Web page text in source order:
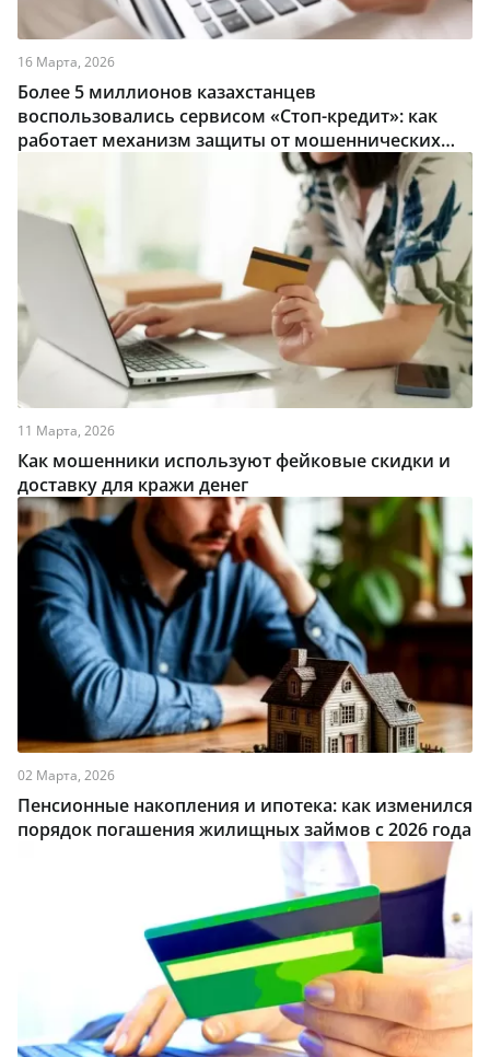
16 Марта, 2026
Более 5 миллионов казахстанцев
воспользовались сервисом «Стоп-кредит»: как
работает механизм защиты от мошеннических
11 Марта, 2026
Как мошенники используют фейковые скидки и
доставку для кражи денег
02 Марта, 2026
Пенсионные накопления и ипотека: как изменился
порядок погашения жилищных займов с 2026 года